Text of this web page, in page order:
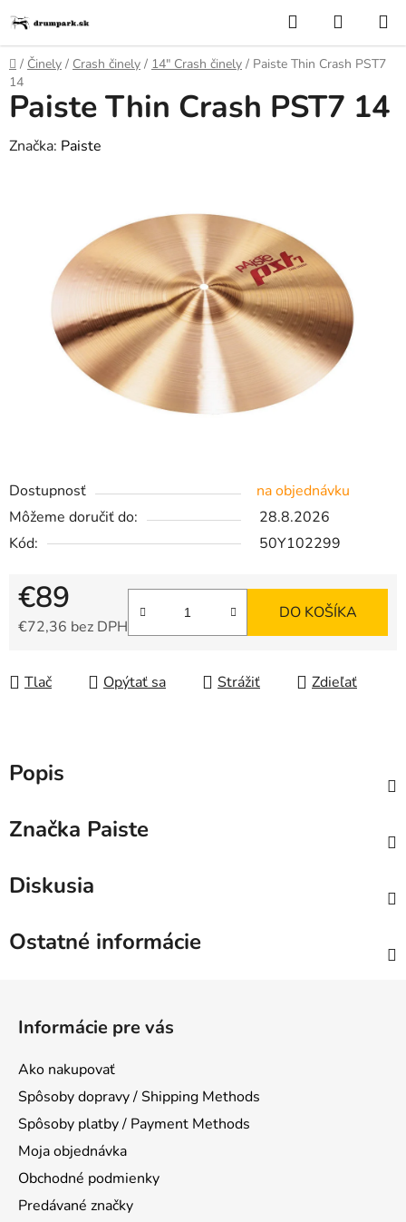
na
obsah
Hľadať
KOŠÍK
Domov
/ Činely / Crash činely / 14″ Crash činely / Paiste Thin Crash PST7
14
Dostupnosť
na objednávku
Môžeme doručiť do:
28.8.2026
Kód:
50Y102299
€89
€72,36 bez DPH
DO KOŠÍKA
Tlač Opýtať sa Strážiť Zdieľať
Paiste Thin Crash PST7 14
Značka: Paiste
Popis
Značka Paiste
Diskusia
Ostatné informácie
Informácie pre vás
Ako nakupovať
Spôsoby dopravy / Shipping Methods
Spôsoby platby / Payment Methods
Moja objednávka
Obchodné podmienky
Predávané značky